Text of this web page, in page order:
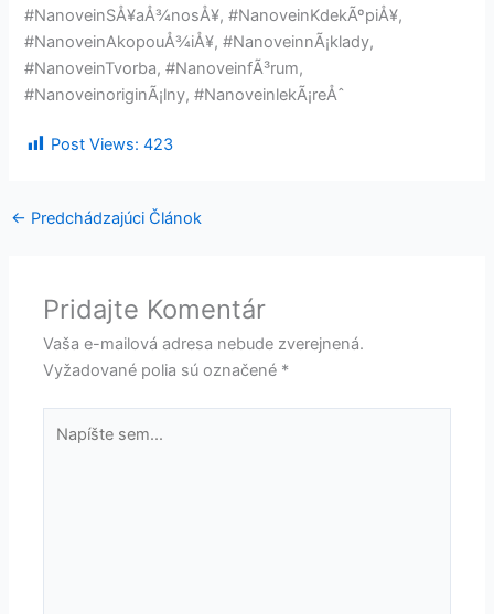
#NanoveinSÅ¥aÅ¾nosÅ¥, #NanoveinKdekÃºpiÅ¥,
#NanoveinAkopouÅ¾iÅ¥, #NanoveinnÃ¡klady,
#NanoveinTvorba, #NanoveinfÃ³rum,
#NanoveinoriginÃ¡lny, #NanoveinlekÃ¡reÅˆ
Post Views: 423
← Predchádzajúci Článok
Pridajte Komentár
Vaša e-mailová adresa nebude zverejnená.
Vyžadované polia sú označené *
sem...